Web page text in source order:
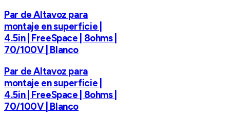
Par de Altavoz para
montaje en superficie |
4.5in | FreeSpace | 8ohms |
70/100V | Blanco
Par de Altavoz para
montaje en superficie |
4.5in | FreeSpace | 8ohms |
70/100V | Blanco